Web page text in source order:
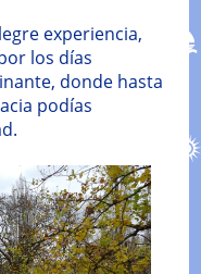
experiencia,
los días
donde hasta
podías